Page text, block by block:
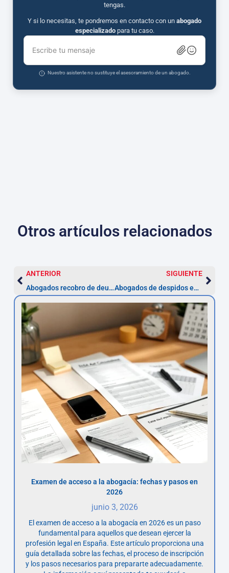
tengas.
Y si lo necesitas, te pondremos en contacto con un abogado
especializadopara tu caso.
Escribe tu mensaje
Nuestro asistente no sustituye el asesoramiento de un abogado.
Otros artículos relacionados
ANTERIOR
Abogados recobro de deudas en Teruel
SIGUIENTE
Abogados de despidos en Teruel — Especialistas laborales
Examen de acceso a la abogacía: fechas y pasos en
2026
junio 3, 2026
El examen de acceso a la abogacía en 2026 es un paso
fundamental para aquellos que desean ejercer la
profesión legal en España. Este artículo proporciona una
guía detallada sobre las fechas, el proceso de inscripción
y los pasos necesarios para prepararte adecuadamente.